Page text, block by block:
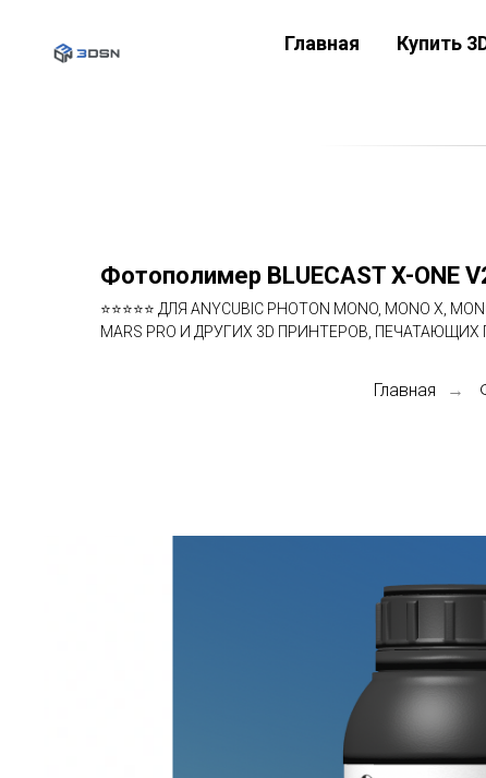
Главная Купить
Фотополимер BLUECAST X-ONE
⭐⭐⭐⭐⭐ ДЛЯ ANYCUBIC PHOTON MONO, MONO X,
MARS PRO И ДРУГИХ 3D ПРИНТЕРОВ, ПЕЧАТАЮЩИХ
Главная →